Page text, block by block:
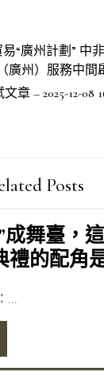
“廣州計劃” 中
廣州）服務中間
章 – 2025-12-08
Posts
成舞臺，
禮的配角
...